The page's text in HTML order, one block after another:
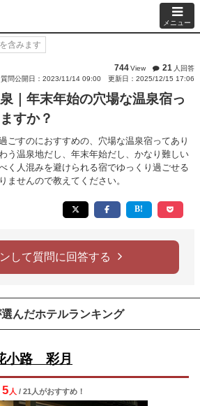
メニュー
含みます
744View 21 人回答
質問公開日：2023/11/14 09:00
更新日：2025/12/15 17:06
｜年末年始の穴場な温泉宿っ
すか？
ごすのにおすすめの、穴場な温泉宿ってあり
う温泉地だし、年末年始だし、かなり難しい
く人混みを避けられる宿でゆっくり過ごせる
ませんので教えてください。
して質問に回答する
選んだホテルランキング
小路 彩月
5 人 / 21人がおすすめ！